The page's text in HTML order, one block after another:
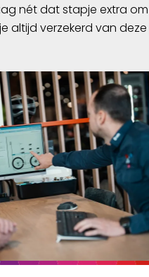
nét dat stapje extra
altijd verzekerd van